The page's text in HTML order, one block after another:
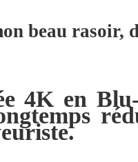
beau rasoir,
4K en